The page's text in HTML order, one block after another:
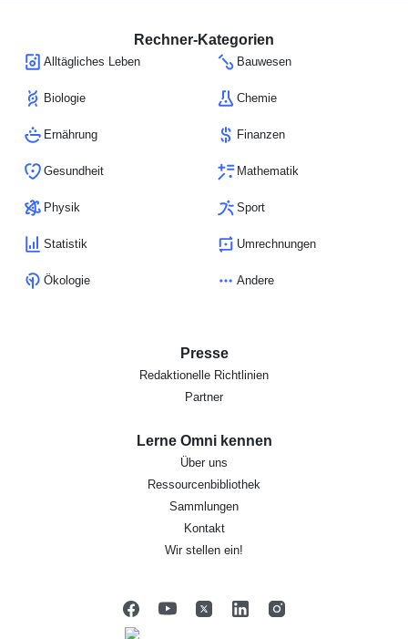
Rechner-Kategorien
Alltägliches Leben Bauwesen
Biologie Chemie
Ernährung Finanzen
Gesundheit Mathematik
Physik Sport
Statistik Umrechnungen
Ökologie Andere
Presse
Redaktionelle Richtlinien
Partner
Lerne Omni kennen
Über uns
Ressourcenbibliothek
Sammlungen
Kontakt
Wir stellen ein!